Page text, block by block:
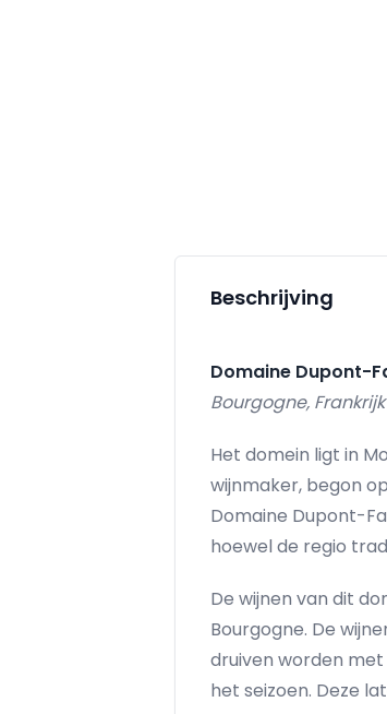
Beschrijving
Domaine Dupont-
Bourgogne, Frankrijk
Het domein ligt in
wijnmaker, begon
Domaine Dupont-
hoewel de regio
De wijnen van dit
Bourgogne. De
druiven worden
het seizoen. Deze